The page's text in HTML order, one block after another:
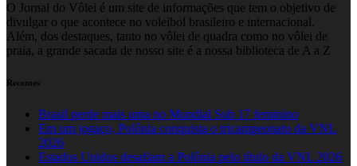
O Jornal do Vôlei é um site de informações que tem o objetivo de
divulgar o que acontece no voleibol brasileiro e internacional.
Além, dos destaques, tanto no vôlei de quadra como no vôlei de
praia, a grande sacada de nosso site é a nossa biblioteca de A a Z
Recentes
Brasil perde mais uma no Mundial Sub 17 feminino
Em um jogaço, Polônia conquista o tricampeonato da VNL
2026
Estados Unidos desafiam a Polônia pelo título da VNL 2026